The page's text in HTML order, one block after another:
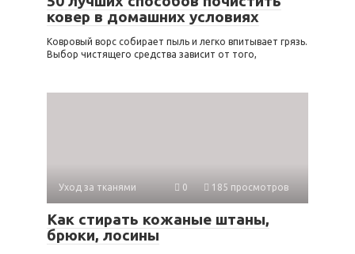
ковер в домашних условиях
Ковровый ворс собирает пыль и легко впитывает грязь.
Выбор чистящего средства зависит от того,
Уход за тканями 0 185 просмотров
Как стирать кожаные штаны,
брюки, лосины